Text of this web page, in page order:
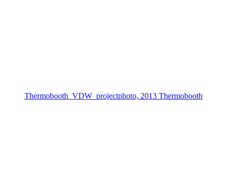
Thermobooth_VDW_projectphoto, 2013 Thermobooth